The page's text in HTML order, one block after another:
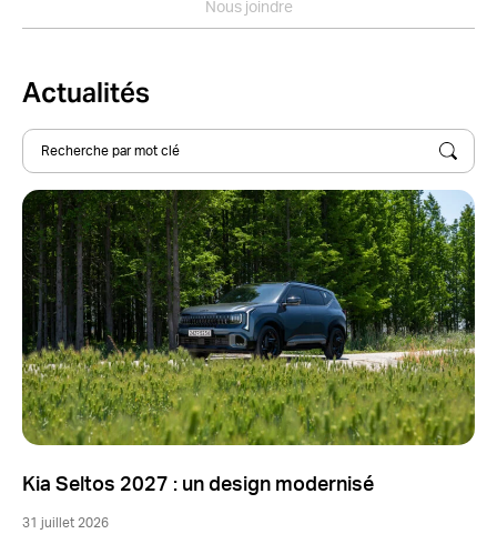
Nous joindre
Actualités
Marque, modèle, stock...
Kia Seltos 2027 : un design modernisé
31 juillet 2026